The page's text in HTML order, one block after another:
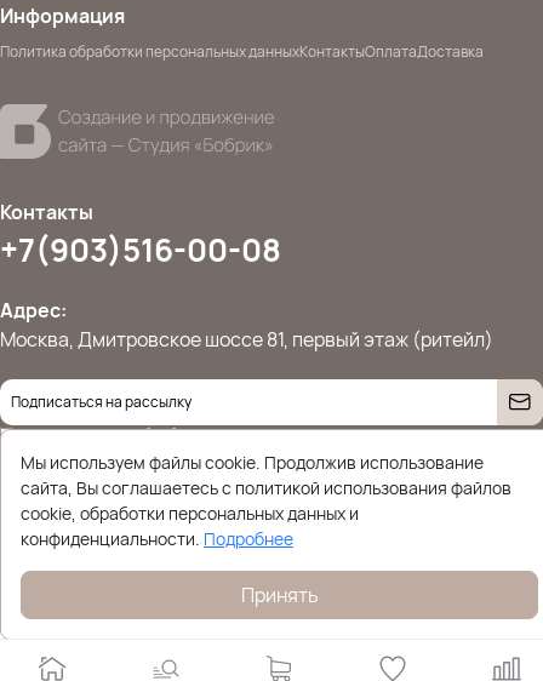
Информация
Политика обработки персональных данныхКонтактыОплатаДоставка
Контакты
+7(903)516-00-08
Адрес:
Москва, Дмитровское шоссе 81, первый этаж (ритейл)
Даю согласие наобработку персональных данных
© 2026 Ettoplus.ru — Все права защищены.
Политика конфиденциальности
Мы используем файлы cookie. Продолжив использование
сайта, Вы соглашаетесь с политикой использования файлов
cookie, обработки персональных данных и
конфиденциальности. Подробнее
Принять